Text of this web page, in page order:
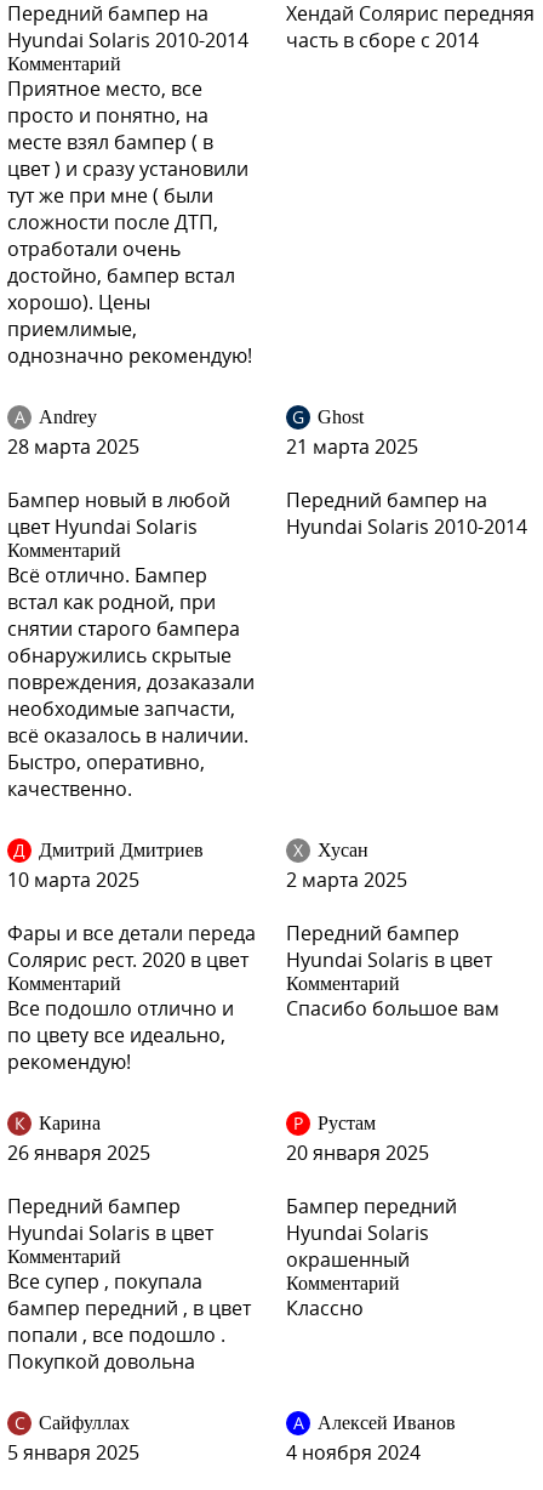
VC5 - COFFEE BEAN
ZD6 - DAZZLING BLUE, PACIFIC BLUE
ZD6 - DAZZLING BLUE, PACIFIC BLUE
ZD6 - DAZZLING BLUE, PACIFIC BLUE
ZD6 - DAZZLING BLUE, PACIFIC BLUE
M2B - MYSTIC BEIGE
M2B - MYSTIC BEIGE
M2B - MYSTIC BEIGE
Передний бампер на
Hyundai Solaris 2010-2014
Комментарий
Приятное место, все
просто и понятно, на
месте взял бампер ( в
цвет ) и сразу установили
тут же при мне ( были
сложности после ДТП,
отработали очень
достойно, бампер встал
хорошо). Цены
приемлимые,
однозначно рекомендую!
Хендай Солярис передняя
часть в сборе с 2014
A Andrey
28 марта 2025
Бампер новый в любой
цвет Hyundai Solaris
Комментарий
Всё отлично. Бампер
встал как родной, при
снятии старого бампера
обнаружились скрытые
повреждения, дозаказали
необходимые запчасти,
всё оказалось в наличии.
Быстро, оперативно,
качественно.
G Ghost
21 марта 2025
Передний бампер на
Hyundai Solaris 2010-2014
Д Дмитрий Дмитриев
10 марта 2025
Фары и все детали переда
Солярис рест. 2020 в цвет
Комментарий
Все подошло отлично и
по цвету все идеально,
рекомендую!
Х Хусан
2 марта 2025
Передний бампер
Hyundai Solaris в цвет
Комментарий
Спасибо большое вам
К Карина
26 января 2025
Передний бампер
Hyundai Solaris в цвет
Комментарий
Все супер , покупала
бампер передний , в цвет
попали , все подошло .
Покупкой довольна
Р Рустам
20 января 2025
Бампер передний
Hyundai Solaris
окрашенный
Комментарий
Классно
С Сайфуллах
5 января 2025
А Алексей Иванов
4 ноября 2024